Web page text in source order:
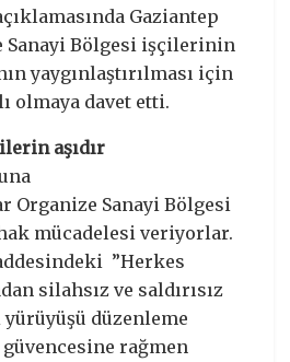
Gaziantep
Sanayi Bölgesi işçilerinin
yaygınlaştırılması için
olmaya davet etti.
aşıdır
Organize Sanayi Bölgesi
mücadelesi veriyorlar.
”Herkes
silahsız ve saldırısız
düzenleme
rağmen